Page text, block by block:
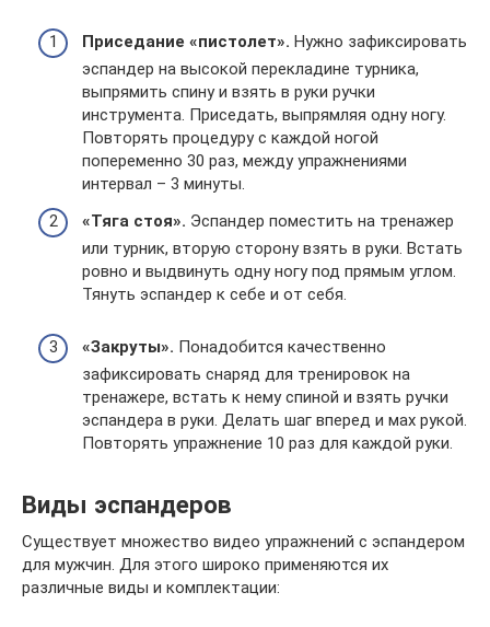
Приседание «пистолет». Нужно зафиксировать
эспандер на высокой перекладине турника,
выпрямить спину и взять в руки ручки
инструмента. Приседать, выпрямляя одну ногу.
Повторять процедуру с каждой ногой
попеременно 30 раз, между упражнениями
интервал – 3 минуты.
«Тяга стоя». Эспандер поместить на тренажер
или турник, вторую сторону взять в руки. Встать
ровно и выдвинуть одну ногу под прямым углом.
Тянуть эспандер к себе и от себя.
«Закруты». Понадобится качественно
зафиксировать снаряд для тренировок на
тренажере, встать к нему спиной и взять ручки
эспандера в руки. Делать шаг вперед и мах рукой.
Повторять упражнение 10 раз для каждой руки.
Виды эспандеров
Существует множество видео упражнений с эспандером
для мужчин. Для этого широко применяются их
различные виды и комплектации: